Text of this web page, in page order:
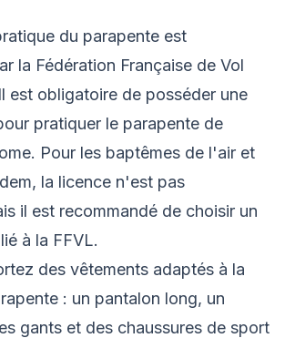
du parapente est
la Fédération Française de Vol
est obligatoire de posséder une
pratiquer le parapente de
Pour les baptêmes de l'air et
la licence n'est pas
il est recommandé de choisir un
à la FFVL.
des vêtements adaptés à la
: un pantalon long, un
gants et des chaussures de sport